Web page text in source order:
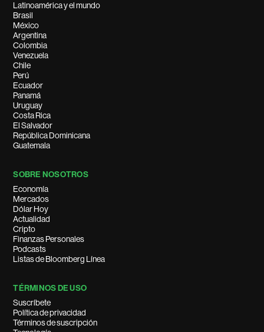
Latinoamérica y el mundo
Brasil
México
Argentina
Colombia
Venezuela
Chile
Perú
Ecuador
Panamá
Uruguay
Costa Rica
El Salvador
República Dominicana
Guatemala
SOBRE NOSOTROS
Economía
Mercados
Dólar Hoy
Actualidad
Cripto
Finanzas Personales
Podcasts
Listas de Bloomberg Línea
TÉRMINOS DE USO
Suscríbete
Política de privacidad
Términos de suscripción